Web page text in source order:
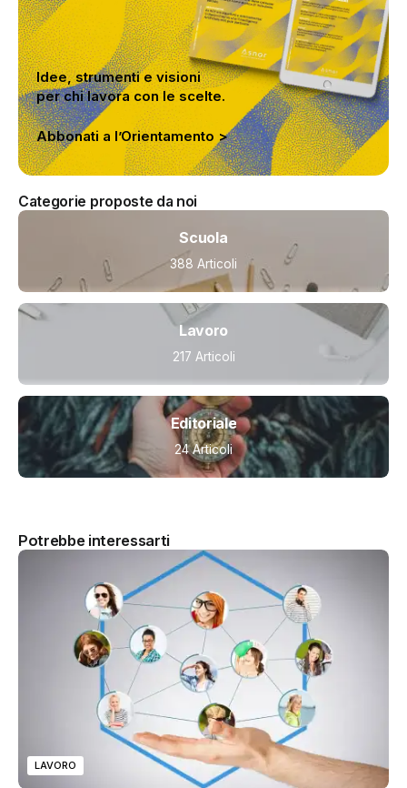
Idee, strumenti e visioni
per chi lavora con le scelte.
Abbonati a l’Orientamento >
Categorie proposte da noi
Scuola
388 Articoli
Lavoro
217 Articoli
Editoriale
24 Articoli
Potrebbe interessarti
LAVORO